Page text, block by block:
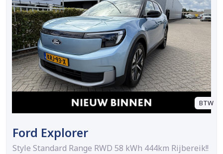
BTW
Ford Explorer
Style Standard Range RWD 58 kWh 444km Rijbereik!!